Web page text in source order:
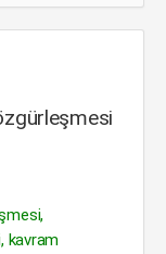
kavram